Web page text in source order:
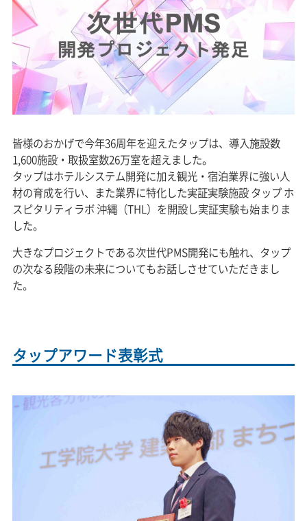
皆様のおかげで今年36周年を迎えたタップは、導入施設数
1,600施設・取扱室数26万室を超えました。
タップはホテルシステム開発に加え観光・宿泊業界に強い人
材の育成を行い、また業界に特化した実証実験施設 タップ ホ
スピタリティラボ 沖縄（THL）を開設し実証実験も始まりま
した。
大きなプロジェクトである次世代PMS開発にも触れ、タップ
の次なる段階の未来についてもお話しさせていただきまし
た。
タップアワード表彰式